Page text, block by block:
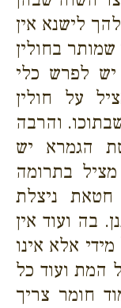
לישנא אין
בחולין
יש לפרש כלי
על חולין
והרבה
הגמרא יש
בתרומה
ניצלת
בה ועוד אין
אלא אינו
המת ועוד כל
חומר צריך